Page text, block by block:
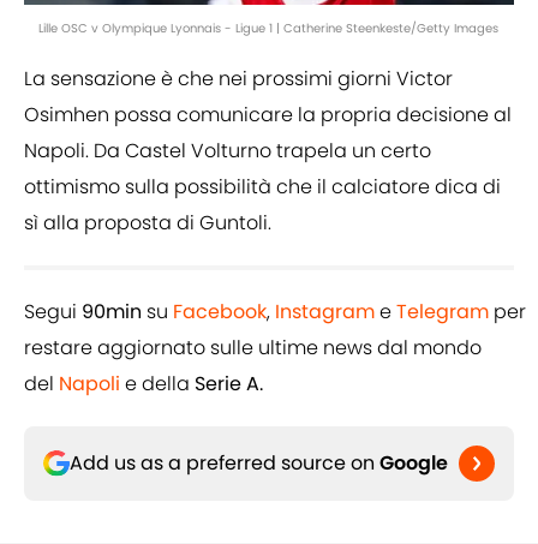
Lille OSC v Olympique Lyonnais - Ligue 1 | Catherine Steenkeste/Getty Images
La sensazione è che nei prossimi giorni Victor
Osimhen possa comunicare la propria decisione al
Napoli. Da Castel Volturno trapela un certo
ottimismo sulla possibilità che il calciatore dica di
sì alla proposta di Guntoli.
Segui 90min su Facebook, InstagrameTelegram per
restare aggiornato sulle ultime news dal mondo
del Napoli e della Serie A.
Add us as a preferred source on Google